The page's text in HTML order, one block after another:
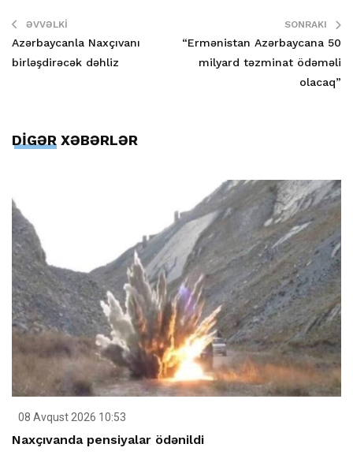
ƏVVƏLKI
Azərbaycanla Naxçıvanı
birləşdirəcək dəhliz
SONRAKI
“Ermənistan Azərbaycana 50
milyard təzminat ödəməli
olacaq”
DİGƏR XƏBƏRLƏR
08 Avqust 2026 10:53
Naxçıvanda pensiyalar ödənildi